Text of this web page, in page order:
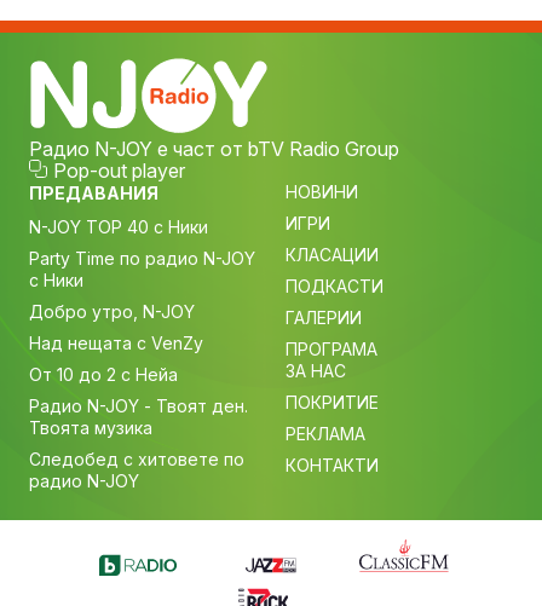
Радио N-JOY е част от bTV Radio Group
Pop-out player
ПРЕДАВАНИЯ
N-JOY TOP 40 с Ники
Party Time по радио N-JOY
с Ники
Добро утро, N-JOY
Над нещата с VenZy
От 10 до 2 с Нейа
Радио N-JOY - Твоят ден.
Твоята музика
Следобед с хитовете по
радио N-JOY
НОВИНИ
ИГРИ
КЛАСАЦИИ
ПОДКАСТИ
ГАЛЕРИИ
ПРОГРАМА
ЗА НАС
ПОКРИТИЕ
РЕКЛАМА
КОНТАКТИ